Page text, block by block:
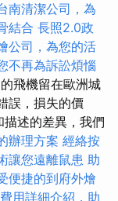
南清潔公司，為
結合 長照2.0政
公司，為您的活
不再為訴訟煩惱
飛機留在歐洲城
誤，損失的價
述的差異，我們
辦理方案 經絡按
讓您遠離鼠患 助
便捷的到府外燴
用詳細介紹，助